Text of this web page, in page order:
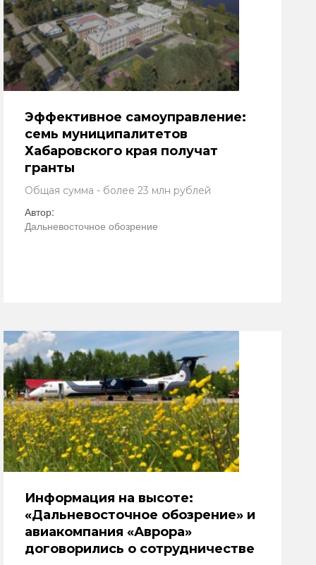
Эффективное самоуправление:
семь муниципалитетов
Хабаровского края получат
гранты
Общая сумма - более 23 млн рублей
Автор:
Дальневосточное обозрение
Информация на высоте:
«Дальневосточное обозрение» и
авиакомпания «Аврора»
договорились о сотрудничестве